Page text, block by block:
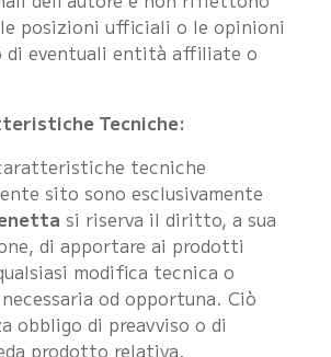
posizioni ufficiali o le opinioni
di eventuali entità affiliate o
Tecniche:
tecniche
sito sono esclusivamente
si riserva il diritto, a sua
di apportare ai prodotti
modifica tecnica o
od opportuna. Ciò
obbligo di preavviso o di
prodotto relativa.